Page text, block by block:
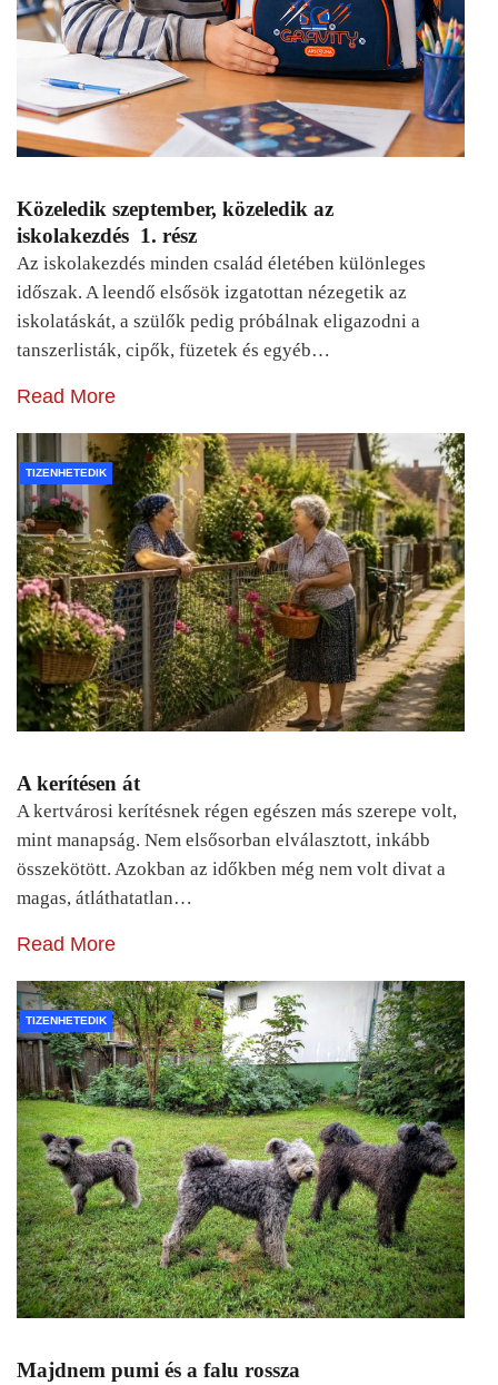
Közeledik szeptember, közeledik az
iskolakezdés 1. rész
Az iskolakezdés minden család életében különleges
időszak. A leendő elsősök izgatottan nézegetik az
iskolatáskát, a szülők pedig próbálnak eligazodni a
tanszerlisták, cipők, füzetek és egyéb…
Read More
TIZENHETEDIK
A kerítésen át
A kertvárosi kerítésnek régen egészen más szerepe volt,
mint manapság. Nem elsősorban elválasztott, inkább
összekötött. Azokban az időkben még nem volt divat a
magas, átláthatatlan…
Read More
TIZENHETEDIK
Majdnem pumi és a falu rossza